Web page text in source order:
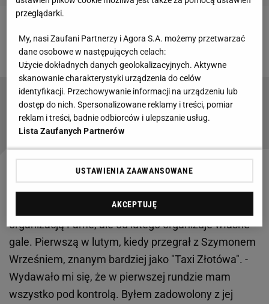
Zobacz wideo Walki freaków na gali Szpilka vs
Różański. "Nikt nie będzie dokładał do interesu"
Boyka padł nieprzytomny, rywal aż się
przestraszył. Szpilka zachwycony nokautem
Marcin Najman: Jaki to ma sens?
do niedawna też był związany z
organizacją Fame, ale od lutego organizuje własne
gale. Pierwszą w lutym, kiedy przegrał z Szymonem
Wrześniem, znanym bardziej jako "Taxi Złotówa". -
Wydawało mi się, że w pierwszej rundzie mam
wszystko pod kontrolą. Byłem zadowolony z jej
przeglądarki.
My, nasi Zaufani Partnerzy i Agora S.A. możemy przetwarzać
dane osobowe w następujących celach:
Użycie dokładnych danych geolokalizacyjnych. Aktywne
skanowanie charakterystyki urządzenia do celów
identyfikacji. Przechowywanie informacji na urządzeniu lub
dostęp do nich. Spersonalizowane reklamy i treści, pomiar
reklam i treści, badnie odbiorców i ulepszanie usług.
Lista Zaufanych Partnerów
USTAWIENIA ZAAWANSOWANE
AKCEPTUJĘ